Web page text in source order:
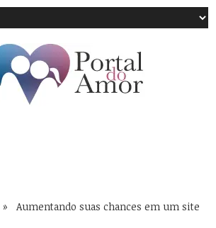
» Aumentando suas chances em um site